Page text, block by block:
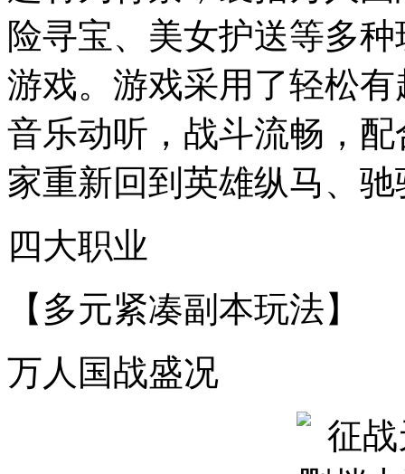
险寻宝、美女护送等多
游戏。游戏采用了轻松
音乐动听，战斗流畅，
家重新回到英雄纵马、
四大职业
【多元紧凑副本玩法】
万人国战盛况